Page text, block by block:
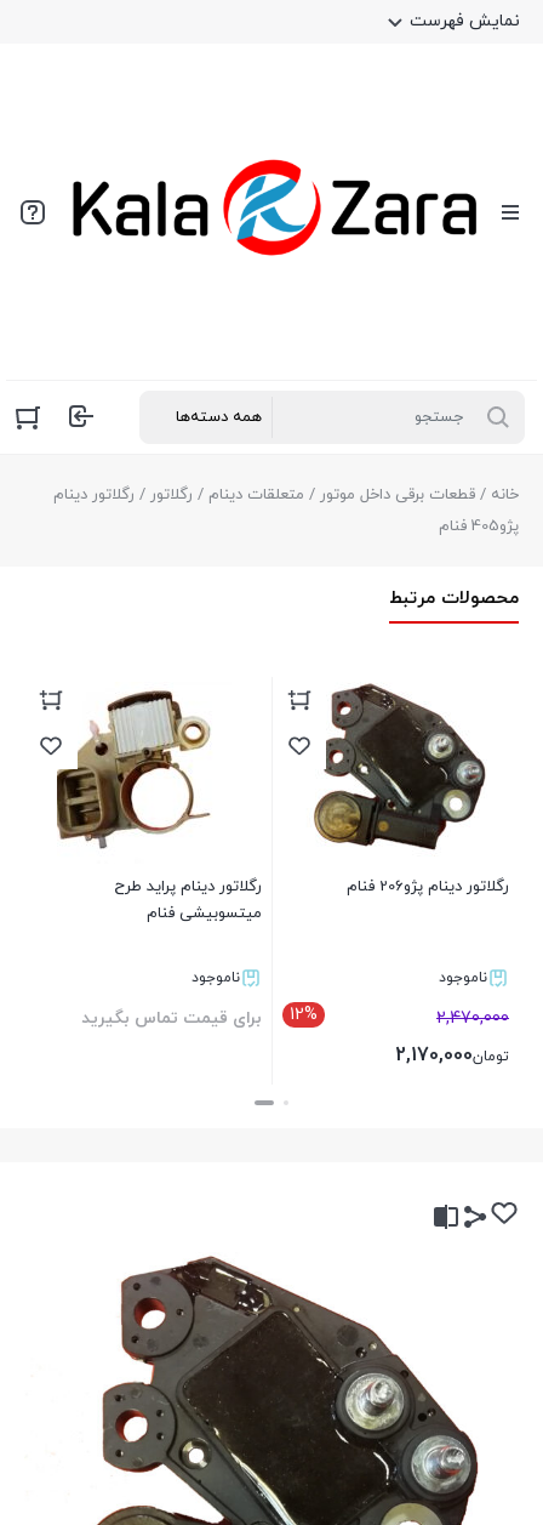
نمایش فهرست
خانه / قطعات برقی داخل موتور / متعلقات دینام / رگلاتور / رگلاتور دینام
پژو405 فنام
محصولات مرتبط
رگلاتور دینام پژو206 فنام
ناموجود
12% 2,470,000
تومان2,170,000
رگلاتور دینام پراید طرح
میتسوبیشی فنام
ناموجود
برای قیمت تماس بگیرید